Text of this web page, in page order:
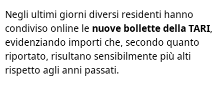
Negli ultimi giorni diversi residenti hanno
condiviso online le nuove bollette della TARI,
evidenziando importi che, secondo quanto
riportato, risultano sensibilmente più alti
rispetto agli anni passati.